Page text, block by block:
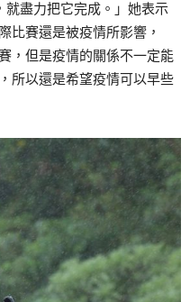
就盡力把它完成。」她表示
比賽還是被疫情所影響，
，但是疫情的關係不一定能
所以還是希望疫情可以早些